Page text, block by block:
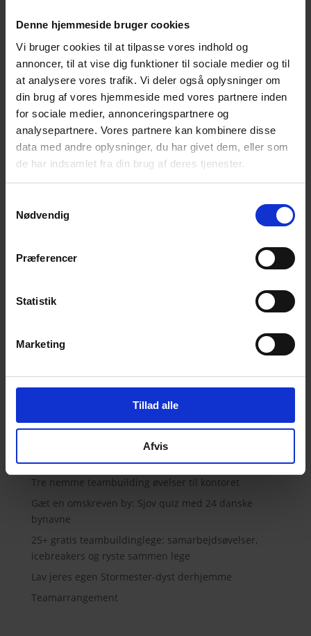
Denne hjemmeside bruger cookies
Vi bruger cookies til at tilpasse vores indhold og
annoncer, til at vise dig funktioner til sociale medier og til
at analysere vores trafik. Vi deler også oplysninger om
din brug af vores hjemmeside med vores partnere inden
for sociale medier, annonceringspartnere og
analysepartnere. Vores partnere kan kombinere disse
data med andre oplysninger, du har givet dem, eller som
de har indsamlet fra din brug af deres tjenester.
Nødvendig
Præferencer
Statistik
Marketing
Tillad alle
Afvis
Kagedysten Kagedysten byder på en hyggelig dyst
de lækreste kager. Når vinderen af Kagedysten er
fundet, skal vi smage på mesterværkerne!
Kagedysten Er I også en arbejdsplads, der ikke
behøver den store anledning...
Flødebollekursus
afJonas|apr 26, 2026
flødebollernes verden, hvor masser af smag, duft og
hjemmelavet flødebolleskum venter. Lær at
hjemmelavede flødeboller. Flødebollekursus Ved
Seneste indlæg
Tre nemme teambuilding øvelser til kontoret
Gæt en omskreven by: Sjov quiz med 24 danske
bynavne
25+ gratis teambuildinglege: samarbejdsøvelser,
icebreakers og ryste sammen lege
Lav jeres egen Stormester-dyst derhjemme
Teamarrangement